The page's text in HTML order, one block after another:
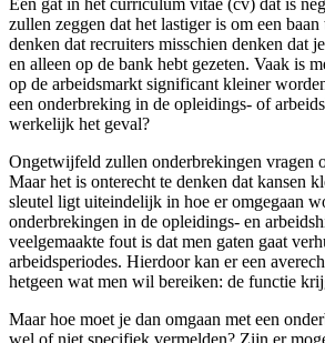
zullen zeggen dat het lastiger is om een
denken dat recruiters misschien denken dat
en alleen op de bank hebt gezeten. Vaak is
op de arbeidsmarkt significant kleiner
een onderbreking in de opleidings- of
werkelijk het geval?
Ongetwijfeld zullen onderbrekingen vragen
Maar het is onterecht te denken dat kansen
sleutel ligt uiteindelijk in hoe er omgegaan
onderbrekingen in de opleidings- en
veelgemaakte fout is dat men gaten gaat
arbeidsperiodes. Hierdoor kan er een
hetgeen wat men wil bereiken: de functie
Maar hoe moet je dan omgaan met een
wel of niet specifiek vermelden? Zijn er